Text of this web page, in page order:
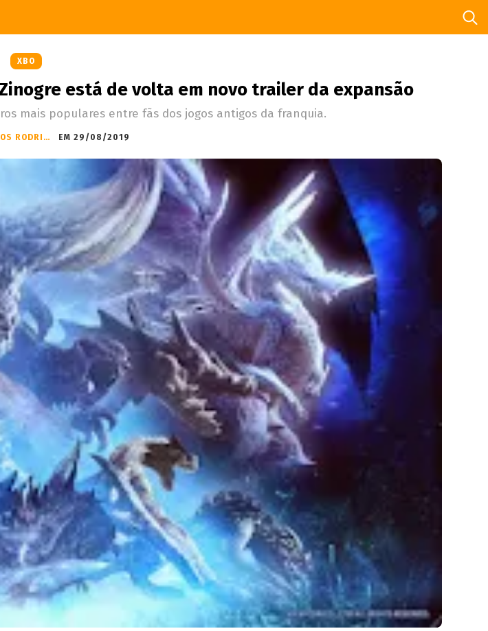
XBO
está de volta em novo trailer da expansão
mais populares entre fãs dos jogos antigos da franquia.
RHUAN BASTOS RODRIGUES EM 29/08/2019